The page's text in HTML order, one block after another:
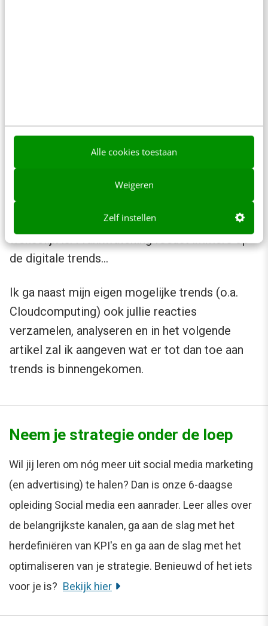
Alle cookies toestaan
Weigeren
Zelf instellen
daar weer op reageren via de reacties.
Alhoewel ik niet van te voren een filter wil
leggen op wat wel en niet de trends voor 2010
zijn, denk ik wel dat voor dit overzicht een link
met digitaal (internet, mobiel, online en/of ICT)
wenselijk is. Frankwatching focust immers op
de digitale trends…
Ik ga naast mijn eigen mogelijke trends (o.a.
Cloudcomputing) ook jullie reacties
verzamelen, analyseren en in het volgende
artikel zal ik aangeven wat er tot dan toe aan
trends is binnengekomen.
Neem je strategie onder de loep
Wil jij leren om nóg meer uit social media marketing
(en advertising) te halen? Dan is onze 6-daagse
opleiding Social media een aanrader. Leer alles over
de belangrijkste kanalen, ga aan de slag met het
herdefiniëren van KPI's en ga aan de slag met het
optimaliseren van je strategie. Benieuwd of het iets
voor je is? Bekijk hier